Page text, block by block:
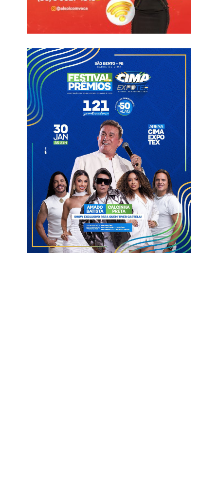
Em nota, o clube agradeceu ao treinador pelos serviços
prestados e desejou sucesso na sequência da carreira. A
diretoria informou ainda que segue trabalhando para a
última colocação após quatro rodadas.
Mas, o clube não esperou nem “a cadeira esfriar” para já
anunciar a contratação de Pedro Manta para o comando do
Carcará do Sertão.
A saída de Marcel era questão de tempo, pois na derrota para
o Treze por 2 a 1, na 2ª Rodada do Paraibano, o profissional
colocou o cargo à disposição. Porém, naquele momento,
segundo apurou o Arena Correio, o clube decidiu mantê-lo,
sinalizando respaldo ao trabalho desenvolvido, além de
confirmar que o elenco será reforçado para a sequência da
competição.
Presente na derrota para o Belo, o presidente Kaaio Bezerra
anunciou a chegada do experiente Pedro Manta, de 63 anos.
Seu último trabalho foi no Jaguar-PE, na temporada passada.